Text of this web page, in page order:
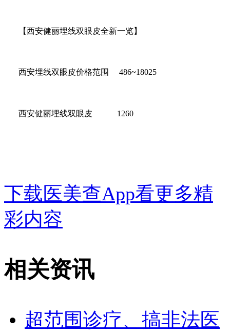
【西安健丽埋线双眼皮全新一览】
西安埋线双眼皮价格范围 486~18025
西安健丽埋线双眼皮 1260
下载医美查App看更多精
彩内容
相关资讯
超范围诊疗、搞非法医